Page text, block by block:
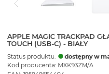
APPLE MAGIC TRACKPAD
TOUCH (USB-C) - BIAŁY
Status produktu:
dostępny w
Kod producenta: MXK93ZM/A